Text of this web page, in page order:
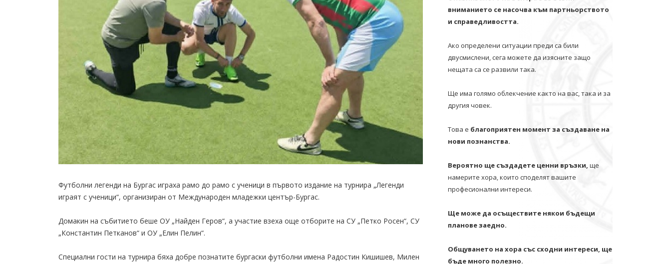
Футболни легенди на Бургас играха рамо до рамо с ученици в първото издание на турнира „Легенди
играят с ученици“, организиран от Международен младежки център-Бургас.
Домакин на събитието беше ОУ „Найден Геров“, а участие взеха още отборите на СУ „Петко Росен“, СУ
„Константин Петканов“ и ОУ „Елин Пелин“.
Специални гости на турнира бяха добре познатите бургаски футболни имена Радостин Кишишев, Милен
вниманието се насочва към партньорството
и справедливостта.
Ако определени ситуации преди са били
двусмислени, сега можете да изясните защо
нещата са се развили така.
Ще има голямо облекчение както на вас, така и за
другия човек.
Това е благоприятен момент за създаване на
нови познанства.
Вероятно ще създадете ценни връзки, ще
намерите хора, които споделят вашите
професионални интереси.
Ще може да осъществите някои бъдещи
планове заедно.
Общуването на хора със сходни интереси, ще
бъде много полезно.